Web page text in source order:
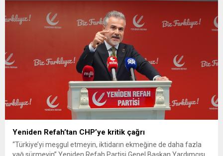
Yeniden Refah’tan CHP’ye kritik çağrı
“Türkiye’yi meşgul etmeyin, iktidarın ekmeğine de daha fazla